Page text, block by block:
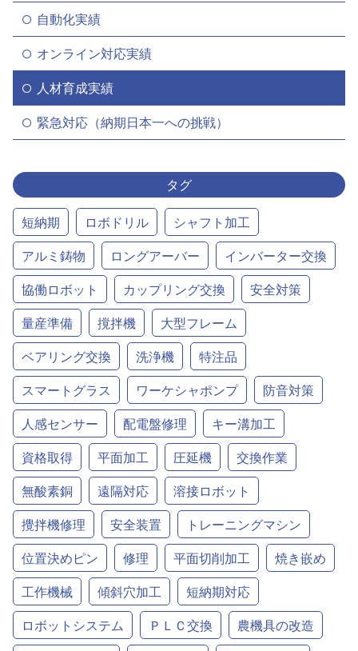
自動化実績
オンライン対応実績
人材育成実績
緊急対応（納期日本一への挑戦）
タグ
短納期 ロボドリル
シャフト加工
アルミ鋳物
ロングアーバー
インバーター交換
協働ロボット
カップリング交換
安全対策
量産準備
撹拌機
大型フレーム
ベアリング交換
洗浄機
特注品
スマートグラス
ワーケシャポンプ
防音対策
人感センサー
配電盤修理
キー溝加工
資格取得
平面加工 圧延機
交換作業
無酸素銅
遠隔対応
溶接ロボット
攪拌機修理
安全装置
トレーニングマシン
位置決めピン
修理 平面切削加工
焼き嵌め
工作機械
傾斜穴加工
短納期対応
ロボットシステム
ＰＬＣ交換
農機具の改造